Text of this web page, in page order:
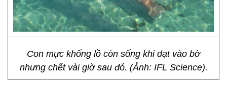
Con mực khổng lồ còn sống khi dạt vào bờ
nhưng chết vài giờ sau đó. (Ảnh: IFL Science).